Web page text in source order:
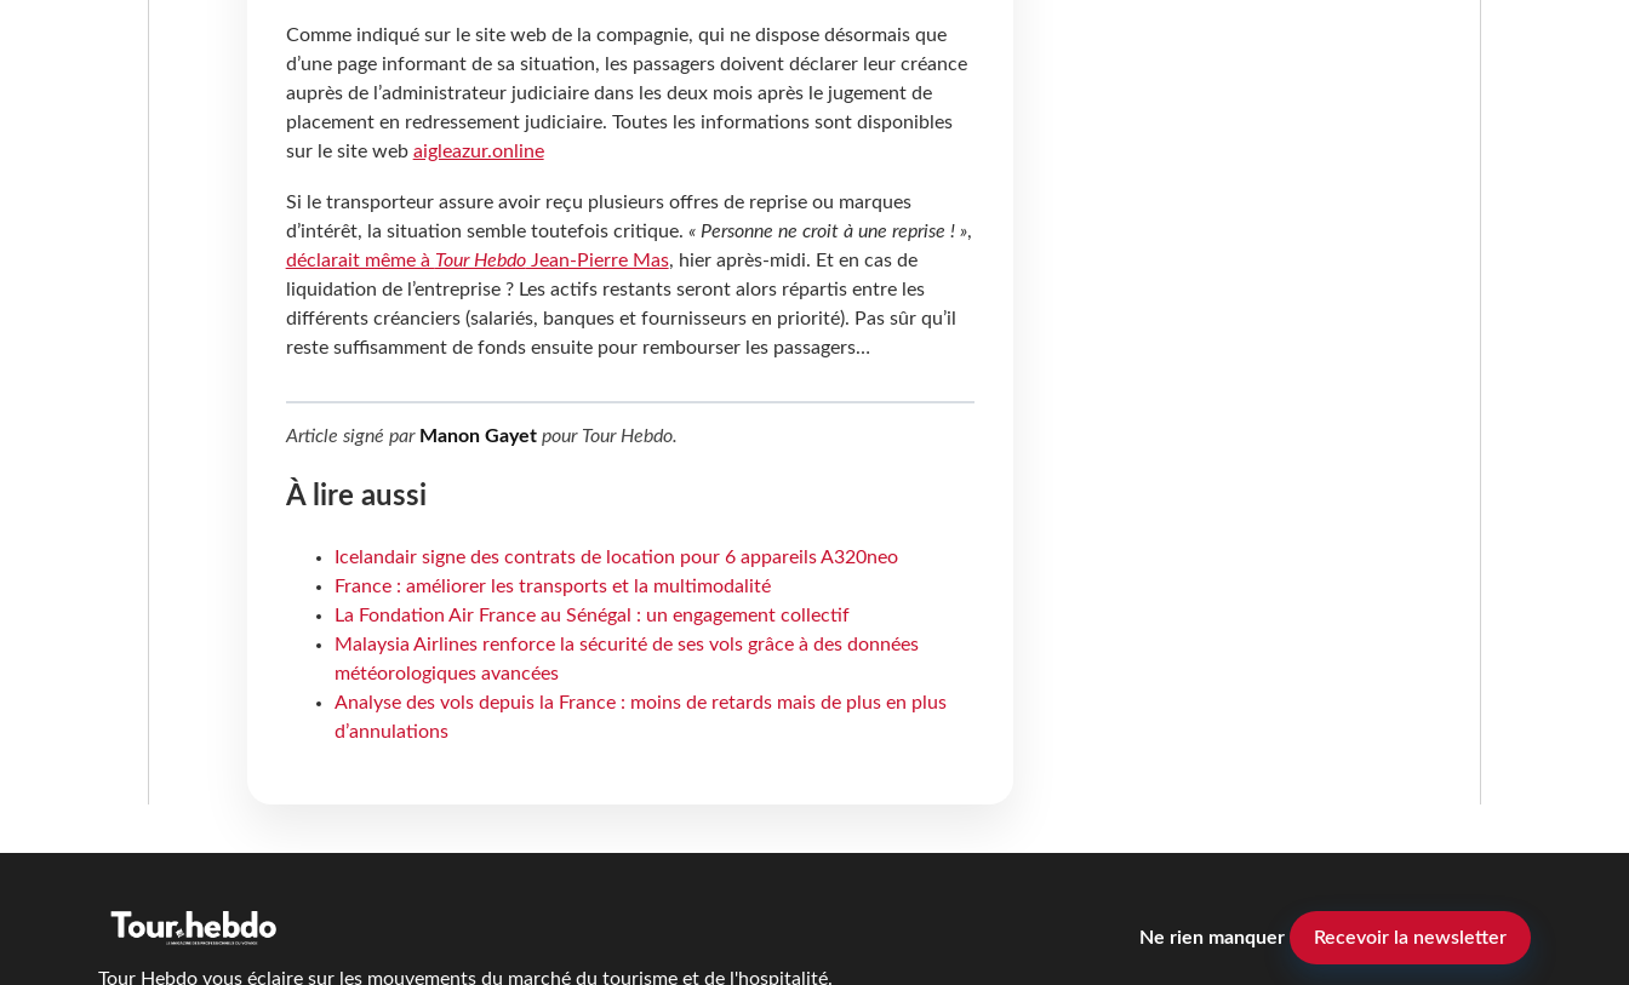
Comme indiqué sur le site web de la compagnie, qui ne dispose désormais que
d’une page informant de sa situation, les passagers doivent déclarer leur créance
auprès de l’administrateur judiciaire dans les deux mois après le jugement de
placement en redressement judiciaire. Toutes les informations sont disponibles
sur le site web aigleazur.online
Si le transporteur assure avoir reçu plusieurs offres de reprise ou marques
d’intérêt, la situation semble toutefois critique. « Personne ne croit à une reprise ! »,
déclarait même à Tour HebdoJean-Pierre Mas, hier après-midi. Et en cas de
liquidation de l’entreprise ? Les actifs restants seront alors répartis entre les
différents créanciers (salariés, banques et fournisseurs en priorité). Pas sûr qu’il
reste suffisamment de fonds ensuite pour rembourser les passagers…
Article signé par Manon Gayetpour Tour Hebdo.
À lire aussi
Icelandair signe des contrats de location pour 6 appareils A320neo
France : améliorer les transports et la multimodalité
La Fondation Air France au Sénégal : un engagement collectif
Malaysia Airlines renforce la sécurité de ses vols grâce à des données
météorologiques avancées
Analyse des vols depuis la France : moins de retards mais de plus en plus
d’annulations
Tour Hebdo vous éclaire sur les mouvements du marché du tourisme et de l'hospitalité.
Ne rien manquer Recevoir la newsletter